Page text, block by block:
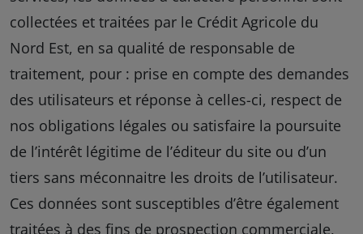
collectées et traitées par le Crédit Agricole du
Nord Est, en sa qualité de responsable de
traitement, pour : prise en compte des demandes
des utilisateurs et réponse à celles-ci, respect de
nos obligations légales ou satisfaire la poursuite
de l’intérêt légitime de l’éditeur du site ou d’un
tiers sans méconnaitre les droits de l’utilisateur.
Ces données sont susceptibles d’être également
traitées à des fins de prospection commerciale,